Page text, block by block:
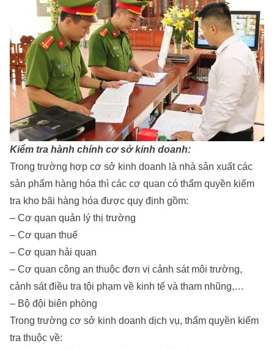
Kiểm tra hành chính cơ sở kinh doanh:
Trong trường hợp cơ sở kinh doanh là nhà sản xuất các
sản phẩm hàng hóa thì các cơ quan có thẩm quyền kiểm
tra kho bãi hàng hóa được quy định gồm:
– Cơ quan quản lý thị trường
– Cơ quan thuế
– Cơ quan hải quan
– Cơ quan công an thuộc đơn vị cảnh sát môi trường,
cảnh sát điều tra tội phạm về kinh tế và tham nhũng,…
– Bộ đội biên phòng
Trong trường cơ sở kinh doanh dịch vụ, thẩm quyền kiểm
tra thuộc về: